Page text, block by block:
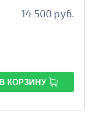
14 500 руб.
В КОРЗИНУ